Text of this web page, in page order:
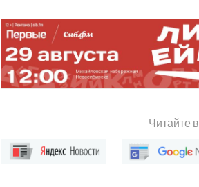
Читайте в